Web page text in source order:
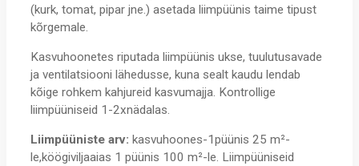
(kurk, tomat, pipar jne.) asetada liimpüünis taime tipust
kõrgemale.
Kasvuhoonetes riputada liimpüünis ukse, tuulutusavade
ja ventilatsiooni lähedusse, kuna sealt kaudu lendab
kõige rohkem kahjureid kasvumajja. Kontrollige
liimpüüniseid 1-2xnädalas.
Liimpüüniste arv: kasvuhoones-1püünis 25 m²-
le,köögiviljaaias 1 püünis 100 m²-le. Liimpüüniseid